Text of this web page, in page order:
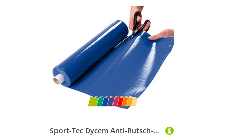
Sport-Tec Dycem Anti-Rutsch-Folie Antirutschfolie Antirutschmatte Bodenschutz, 9 m x 40 cm